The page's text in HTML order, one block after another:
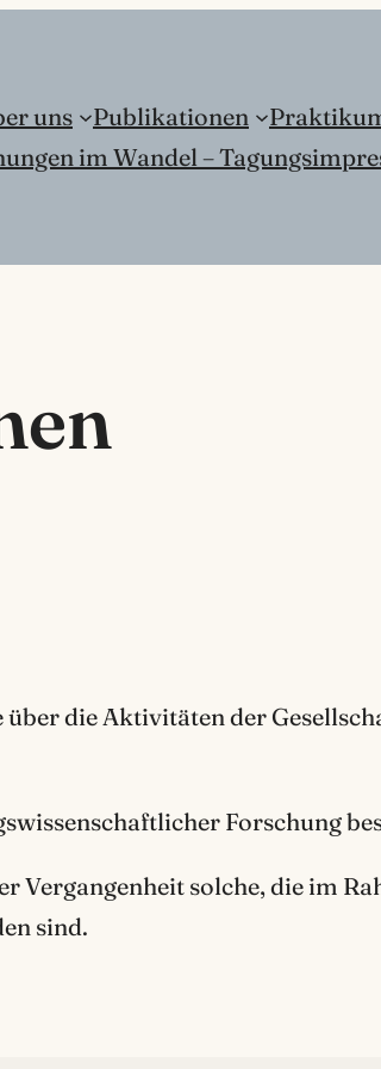
uns Publikationen
im Wandel –
über die Aktivitäten der
Forschung
Vergangenheit solche, die im
sind.